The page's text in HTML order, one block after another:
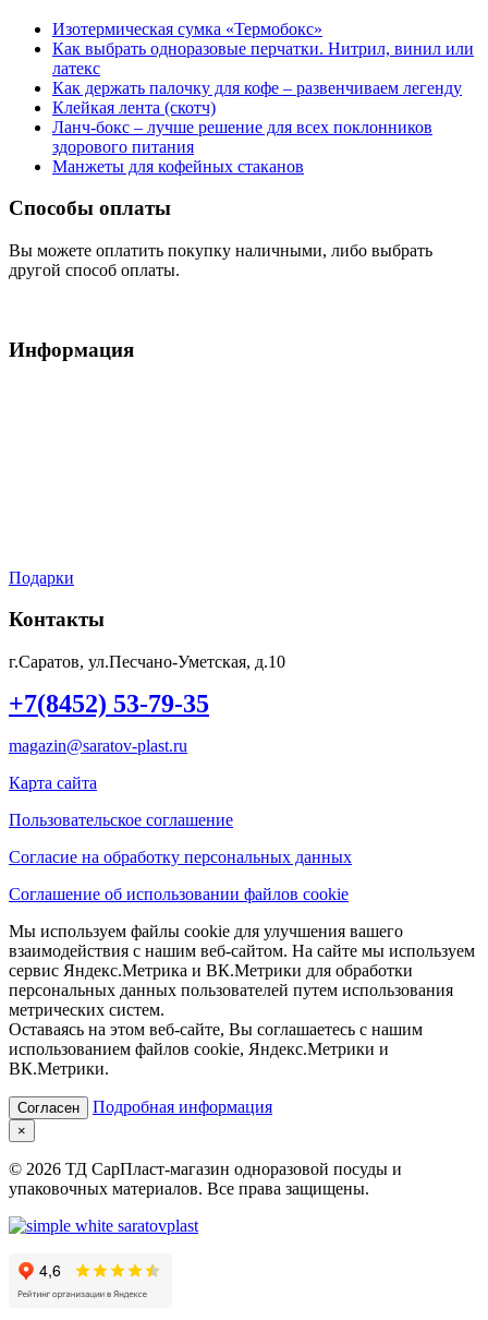
Изотермическая сумка «Термобокс»
Как выбрать одноразовые перчатки. Нитрил, винил или
латекс
Как держать палочку для кофе – развенчиваем легенду
Клейкая лента (скотч)
Ланч-бокс – лучше решение для всех поклонников
здорового питания
Манжеты для кофейных стаканов
Способы оплаты
Вы можете оплатить покупку наличными, либо выбрать
другой способ оплаты.
Информация
Подарки
Контакты
г.Саратов, ул.Песчано-Уметская, д.10
+7(8452) 53-79-35
magazin@saratov-plast.ru
Карта сайта
Пользовательское соглашение
Согласие на обработку персональных данных
Соглашение об использовании файлов cookie
Мы используем файлы cookie для улучшения вашего
взаимодействия с нашим веб-сайтом. На сайте мы используем
сервис Яндекс.Метрика и ВК.Метрики для обработки
персональных данных пользователей путем использования
метрических систем.
Оставаясь на этом веб-сайте, Вы соглашаетесь с нашим
использованием файлов cookie, Яндекс.Метрики и
ВК.Метрики.
Согласен Подробная информация
×
© 2026 ТД СарПласт-магазин одноразовой посуды и
упаковочных материалов. Все права защищены.